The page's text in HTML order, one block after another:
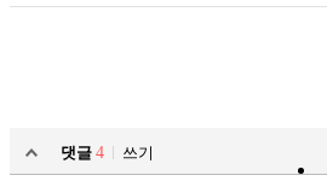
댓글 4
쓰기